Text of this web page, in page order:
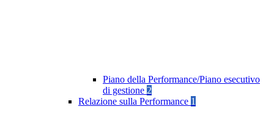
Piano della Performance/Piano esecutivo
di gestione 2
Relazione sulla Performance 1